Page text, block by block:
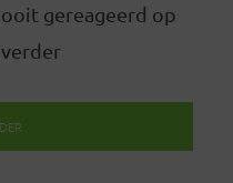
gereageerd op